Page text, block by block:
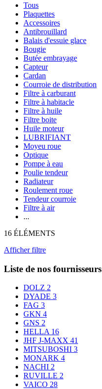
Tous
Plaquettes
Accessoires
Antibrouillard
Balais d'essuie glace
Bougie
Butée embrayage
Capteur
Cardan
Courroie de distribution
Filtre à carburant
Filtre à habitacle
Filtre à huile
Filtre boite
Huile moteur
LUBRIFIANT
Moyeu roue
Optique
Pompe à eau
Poulie tendeur
Radiateur
Roulement roue
Tendeur courroie
Filtre à air
...
16 ÉLÉMENTS
Afficher filtre
Liste de nos fournisseurs
DOLZ 2
DYADE 3
FAG 3
GKN 4
GNS 2
HELLA 16
JHF J-MAXX 41
MITSUBOSHI 3
MONARK 4
NACHI 2
RUVILLE 2
VAICO 28